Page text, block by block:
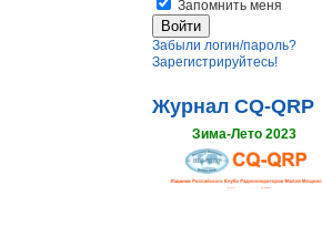
Запомнить меня
Забыли логин/пароль?
Зарегистрируйтесь!
Журнал CQ-QRP
Зима-Лето 2023